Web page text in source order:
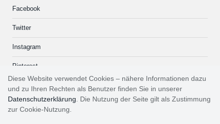
Facebook
Twitter
Instagram
Pinterest
Impressum
Diese Website verwendet Cookies – nähere Informationen dazu
und zu Ihren Rechten als Benutzer finden Sie in unserer
Datenschutzerklärung . Die Nutzung der Seite gilt als Zustimmung
zur Cookie-Nutzung.